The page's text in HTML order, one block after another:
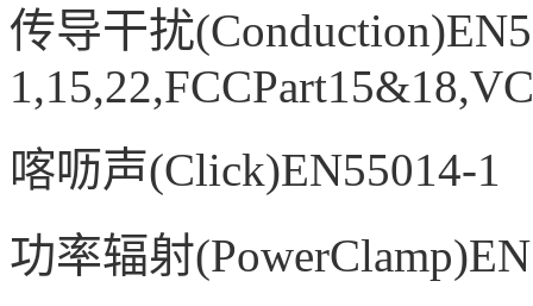
传导干扰
喀呖声(Click)EN55014-1
功率辐射